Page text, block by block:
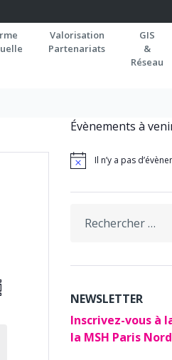
Valorisation
Partenariats
GIS
&
Réseau
Évènement
Évènements à
Il n’y a pas
for:
NEWSLETTER
Inscrivez-vous à
la MSH Paris